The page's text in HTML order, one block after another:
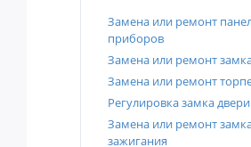
Замена или ремонт
приборов
Замена или ремонт
Замена или ремонт
Регулировка замка двери
Замена или ремонт
зажигания